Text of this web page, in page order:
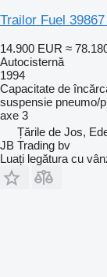
Trailor Fuel
14.900 EUR ≈
Autocisternă
1994
Capacitate de
suspensie pneumo/
axe 3
Țările de Jos,
JB Trading bv
Luați legătura cu